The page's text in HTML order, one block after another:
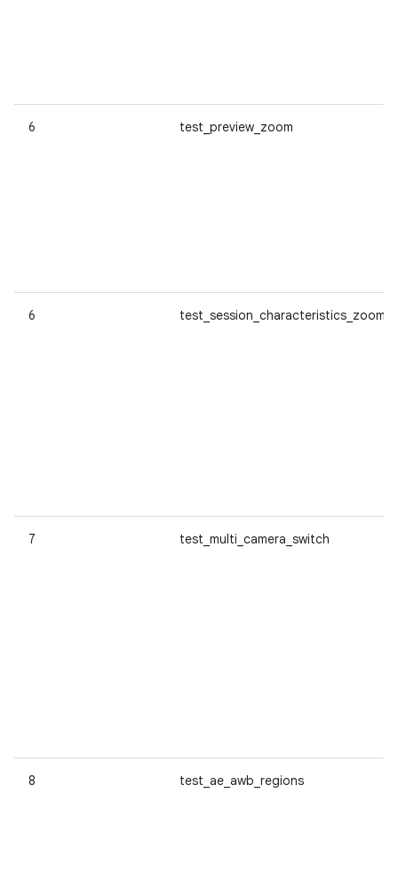
6 test_preview_zoom
6 test_session_characteristics_zoom
7 test_multi_camera_switch
8 test_ae_awb_regions